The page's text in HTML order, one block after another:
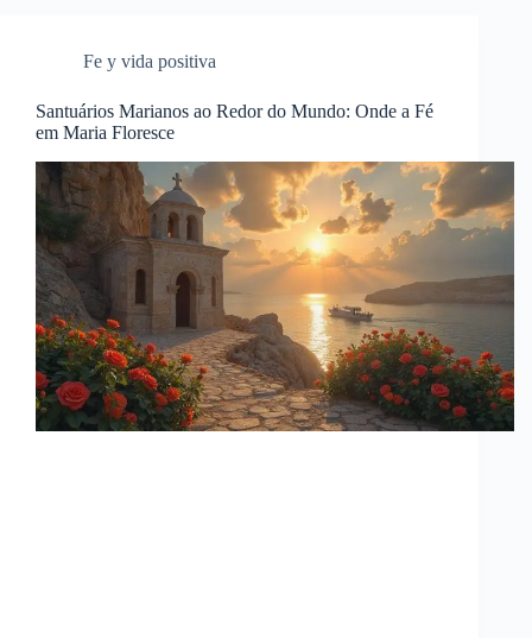
Fe y vida positiva
Santuários Marianos ao Redor do Mundo: Onde a Fé
em Maria Floresce